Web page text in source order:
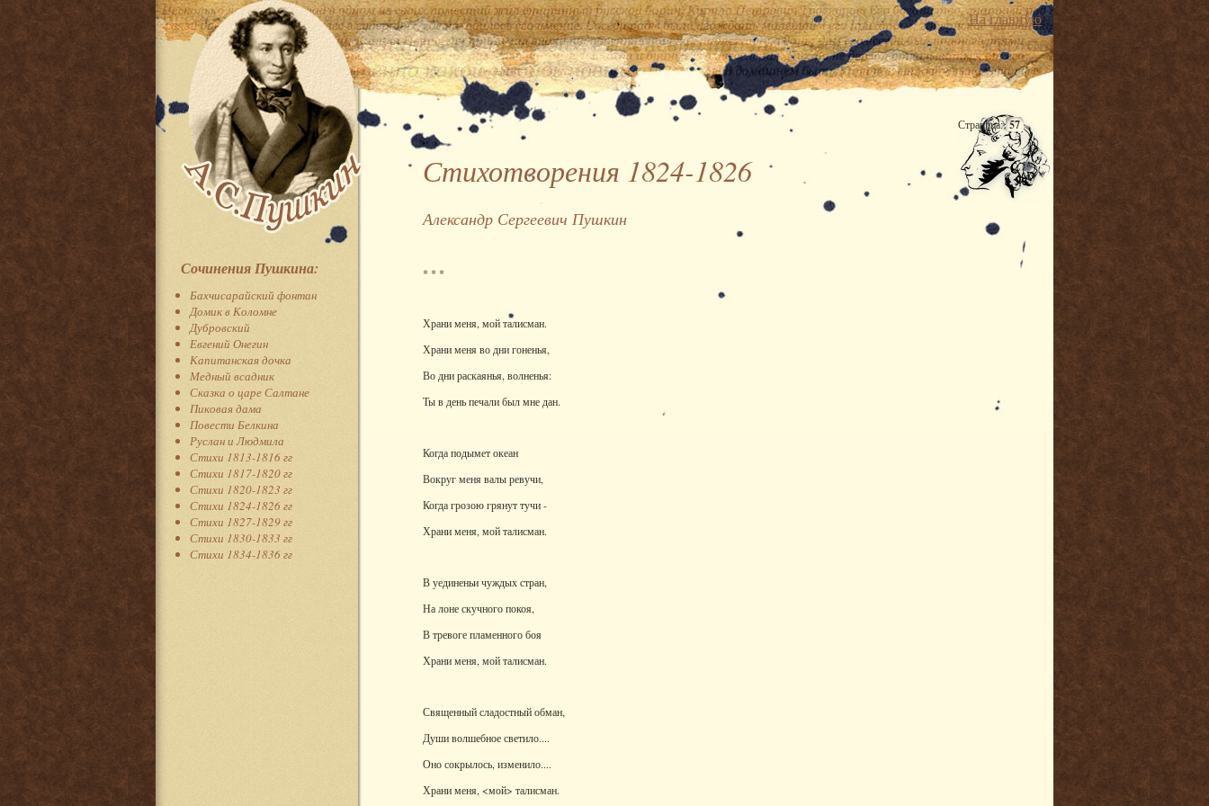
Сочинения Пушкина:
Бахчисарайский фонтан
Домик в Коломне
Дубровский
Евгений Онегин
Капитанская дочка
Медный всадник
Сказка о царе Салтане
Пиковая дама
Повести Белкина
Руслан и Людмила
Стихи 1813-1816 гг
Стихи 1817-1820 гг
Стихи 1820-1823 гг
Стихи 1824-1826 гг
Стихи 1827-1829 гг
Стихи 1830-1833 гг
Стихи 1834-1836 гг
На главную
Страница: 57
Стихотворения 1824-1826
Александр Сергеевич Пушкин
* * *
Храни меня, мой талисман.
Храни меня во дни гоненья,
Во дни раскаянья, волненья:
Ты в день печали был мне дан.
Когда подымет океан
Вокруг меня валы ревучи,
Когда грозою грянут тучи -
Храни меня, мой талисман.
В уединеньи чуждых стран,
На лоне скучного покоя,
В тревоге пламенного боя
Храни меня, мой талисман.
Священный сладостный обман,
Души волшебное светило....
Оно сокрылось, изменило....
Храни меня, <мой> талисман.